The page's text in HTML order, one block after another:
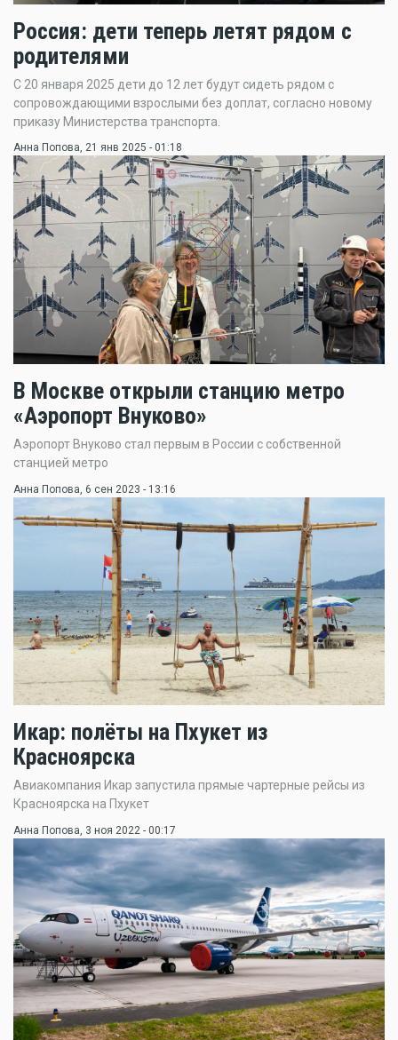
Россия: дети теперь летят рядом с
родителями
С 20 января 2025 дети до 12 лет будут сидеть рядом с
сопровождающими взрослыми без доплат, согласно новому
приказу Министерства транспорта.
Анна Попова, 21 янв 2025 - 01:18
В Москве открыли станцию метро
«Аэропорт Внуково»
Аэропорт Внуково стал первым в России с собственной
станцией метро
Анна Попова , 6 сен 2023 - 13:16
Икар: полёты на Пхукет из
Красноярска
Авиакомпания Икар запустила прямые чартерные рейсы из
Красноярска на Пхукет
Анна Попова , 3 ноя 2022 - 00:17